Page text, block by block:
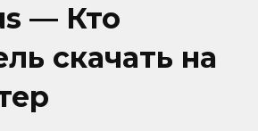
— Кто
скачать на